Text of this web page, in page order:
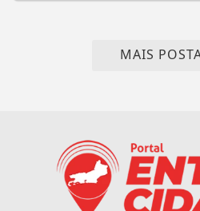
MAIS